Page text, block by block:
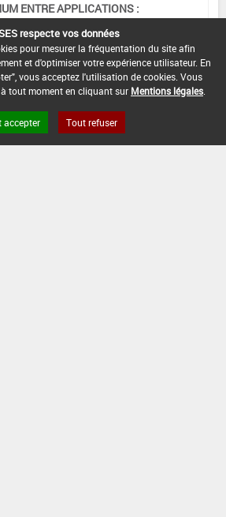
ENTRE APPLICATIONS :
L'USAGE :
:
respecte vos données
pour mesurer la fréquentation du site afin
et d'optimiser votre expérience utilisateur. En
vous acceptez l'utilisation de cookies. Vous
tout moment en cliquant sur Mentions légales
accepter Tout refuser